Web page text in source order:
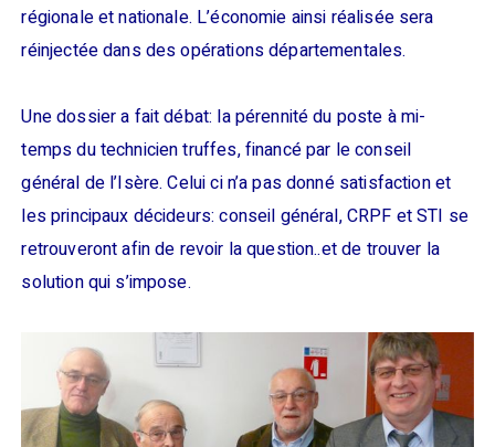
régionale et nationale. L’économie ainsi réalisée sera
réinjectée dans des opérations départementales.
Une dossier a fait débat: la pérennité du poste à mi-
temps du technicien truffes, financé par le conseil
général de l’Isère. Celui ci n’a pas donné satisfaction et
les principaux décideurs: conseil général, CRPF et STI se
retrouveront afin de revoir la question..et de trouver la
solution qui s’impose.